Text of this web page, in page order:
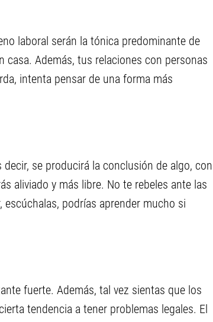
laboral serán la tónica predominante de
casa. Además, tus relaciones con personas
intenta pensar de una forma más
se producirá la conclusión de algo, con
aliviado y más libre. No te rebeles ante las
podrías aprender mucho si
fuerte. Además, tal vez sientas que los
tendencia a tener problemas legales. El